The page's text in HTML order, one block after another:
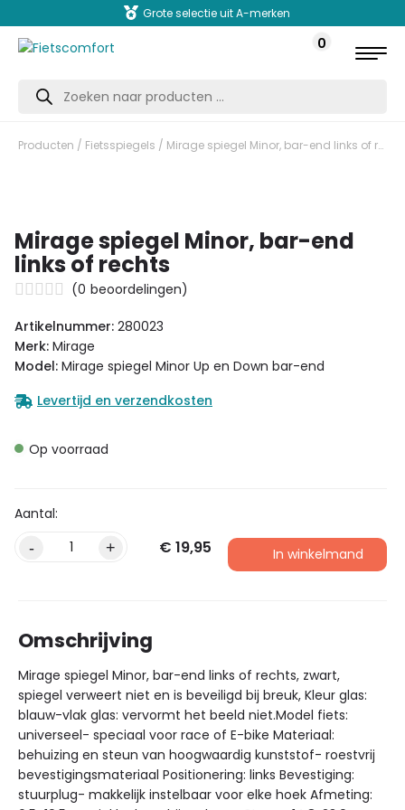
Grote selectie uit A-merken
0
Producten
zoeken
Producten / Fietsspiegels / Mirage spiegel Minor, bar-end links of rechts
Mirage spiegel Minor, bar-end
links of rechts
(0 beoordelingen)
Artikelnummer: 280023
Merk: Mirage
Model: Mirage spiegel Minor Up en Down bar-end
Levertijd en verzendkosten
Op voorraad
- + € 19,95 In winkelmand
Omschrijving
Mirage spiegel Minor, bar-end links of rechts, zwart,
spiegel verweert niet en is beveiligd bij breuk, Kleur glas:
blauw-vlak glas: vervormt het beeld niet.Model fiets:
universeel- speciaal voor race of E-bike Materiaal:
behuizing en steun van hoogwaardig kunststof- roestvrij
bevestigingsmateriaal Positionering: links Bevestiging:
stuurplug- makkelijk instelbaar voor elke hoek Afmeting: